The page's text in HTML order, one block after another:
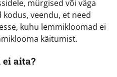
mürgised või väga
veendu, et need
kuhu lemmikloomad ei
käitumist.
aita?